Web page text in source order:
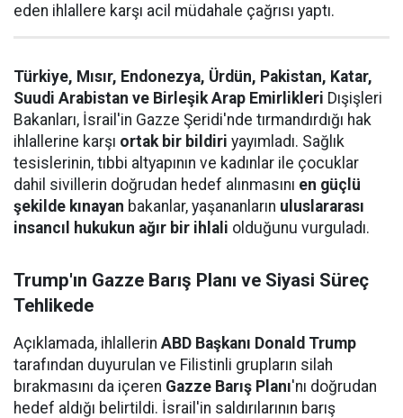
eden ihlallere karşı acil müdahale çağrısı yaptı.
Türkiye, Mısır, Endonezya, Ürdün, Pakistan, Katar,
Suudi Arabistan ve Birleşik Arap Emirlikleri Dışişleri
Bakanları, İsrail'in Gazze Şeridi'nde tırmandırdığı hak
ihlallerine karşı ortak bir bildiri yayımladı. Sağlık
tesislerinin, tıbbi altyapının ve kadınlar ile çocuklar
dahil sivillerin doğrudan hedef alınmasını en güçlü
şekilde kınayan bakanlar, yaşananların uluslararası
insancıl hukukun ağır bir ihlali olduğunu vurguladı.
Trump'ın Gazze Barış Planı ve Siyasi Süreç
Tehlikede
Açıklamada, ihlallerin ABD Başkanı Donald Trump
tarafından duyurulan ve Filistinli grupların silah
bırakmasını da içeren Gazze Barış Planı'nı doğrudan
hedef aldığı belirtildi. İsrail'in saldırılarının barış